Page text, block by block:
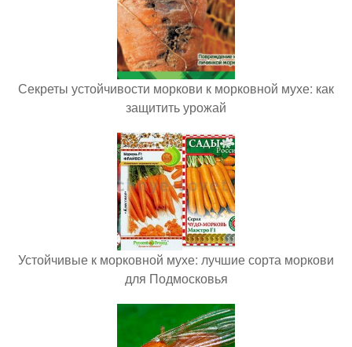
Секреты устойчивости моркови к морковной мухе: как
защитить урожай
Устойчивые к морковной мухе: лучшие сорта моркови
для Подмосковья